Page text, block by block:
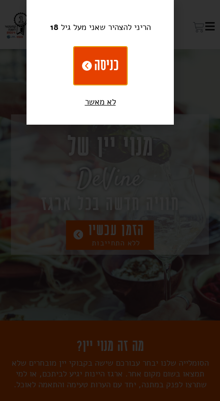
מנוי יין של
חוויה חדשה בכל ארגז
הזמן עכשיו
ללא התחייבות
מה זה מנוי יין?
הסומלייה שלנו יבחר עבורכם שישה בקבוקי יין מובחרים שלא
תמצאו בשום מקום אחר. ארגז היינות יגיע לביתכם, או למי
שתרצו לפנק במתנה, יחד עם הערות טעימה והתאמה לאוכל.
הריני להצהיר שאני מעל גיל18
כניסה
לא מאשר